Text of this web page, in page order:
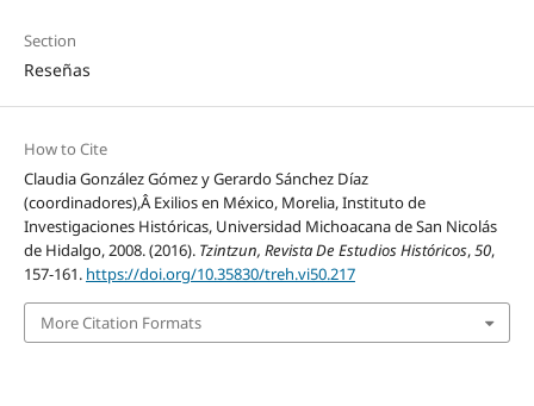
Section
Reseñas
How to Cite
Claudia González Gómez y Gerardo Sánchez Díaz
(coordinadores),Â Exilios en México, Morelia, Instituto de
Investigaciones Históricas, Universidad Michoacana de San Nicolás
de Hidalgo, 2008. (2016). Tzintzun, Revista De Estudios Históricos,50,
157-161. https://doi.org/10.35830/treh.vi50.217
More Citation Formats